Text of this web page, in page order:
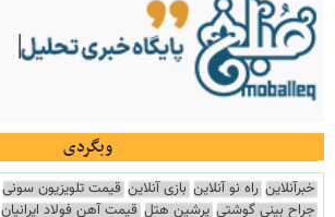
وبگردی
خبرآنلاین راه نو آنلاین بازی آنلاین قیمت تلویزیون سونی
جراح بینی گوشتی پرشین هتل قیمت آهن فولاد ایرانیان